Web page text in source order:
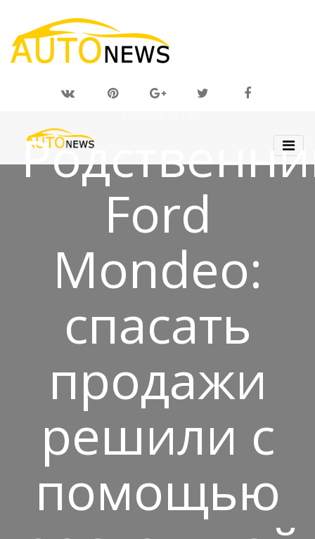
Ford
Mondeo:
спасать
продажи
решили с
помощью